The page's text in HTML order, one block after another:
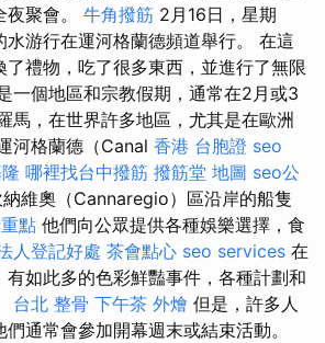
聚會。 牛角撥筋 2月16日，星期
水游行在運河格蘭德頻道舉行。 在這
了禮物，吃了很多東西，並進行了無限
一個地區和宗教假期，通常在2月或3
馬，在世界許多地區，尤其是在歐洲
河格蘭德（Canal 香港 台胞證 seo
哪裡找台中撥筋 撥筋堂 地圖 seo公
維奧（Cannaregio）區沿岸的船隻
點 他們向公眾提供各種娛樂選擇，食
人登記好處 茶會點心 seo services 在
有如此多的色彩鮮豔事件，各種計劃和
台北 整骨 下午茶 外燴 但是，許多人
通常會參加開幕週末或結束活動。